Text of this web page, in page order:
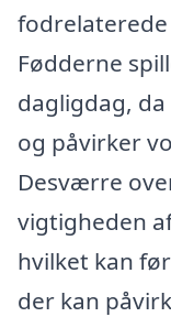
Fødderne
dagligdag,
og påvirker
Desværre
vigtigheden
hvilket kan
der kan